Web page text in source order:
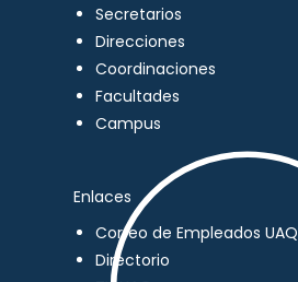
Secretarios
Direcciones
Coordinaciones
Facultades
Campus
Enlaces
Correo de Empleados UAQ
Directorio